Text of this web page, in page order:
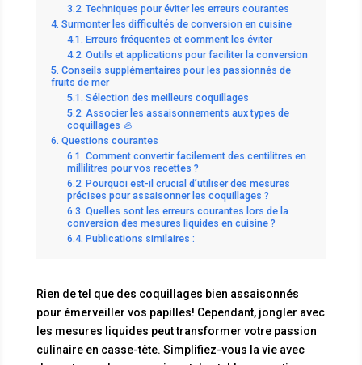
Techniques pour éviter les erreurs courantes
Surmonter les difficultés de conversion en cuisine
Erreurs fréquentes et comment les éviter
Outils et applications pour faciliter la conversion
Conseils supplémentaires pour les passionnés de
fruits de mer
Sélection des meilleurs coquillages
Associer les assaisonnements aux types de
coquillages 🦪
Questions courantes
Comment convertir facilement des centilitres en
millilitres pour vos recettes ?
Pourquoi est-il crucial d’utiliser des mesures
précises pour assaisonner les coquillages ?
Quelles sont les erreurs courantes lors de la
conversion des mesures liquides en cuisine ?
Publications similaires :
Rien de tel que des coquillages bien assaisonnés
pour émerveiller vos papilles! Cependant, jongler avec
les mesures liquides peut transformer votre passion
culinaire en casse-tête. Simplifiez-vous la vie avec